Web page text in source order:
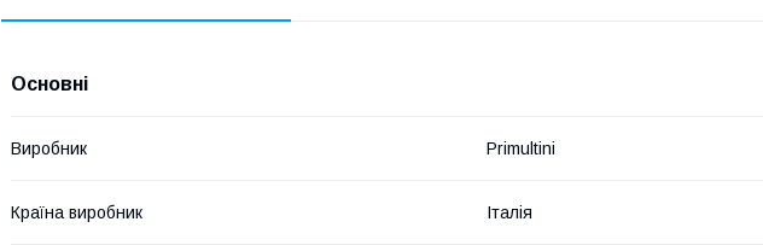
Основні
Виробник Primultini
Країна виробник Італія